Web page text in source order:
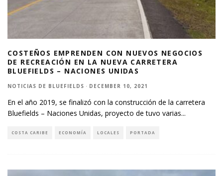
COSTEÑOS EMPRENDEN CON NUEVOS NEGOCIOS
DE RECREACIÓN EN LA NUEVA CARRETERA
BLUEFIELDS – NACIONES UNIDAS
NOTICIAS DE BLUEFIELDS · DECEMBER 10, 2021
En el año 2019, se finalizó con la construcción de la carretera
Bluefields – Naciones Unidas, proyecto de tuvo varias...
COSTA CARIBE ECONOMÍA LOCALES PORTADA